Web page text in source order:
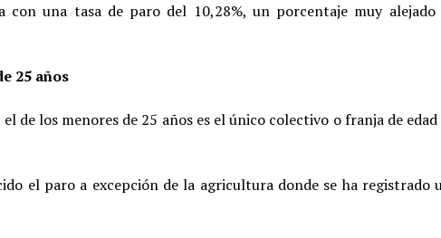
con una tasa de paro del 10,28%, un porcentaje muy
25 años
de los menores de 25 años es el único colectivo o franja de
el paro a excepción de la agricultura donde se ha registrado